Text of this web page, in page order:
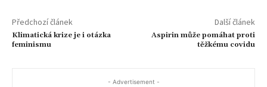
Předchozí článek
Klimatická krize je i otázka
feminismu
Další článek
Aspirin může pomáhat proti
těžkému covidu
- Advertisement -